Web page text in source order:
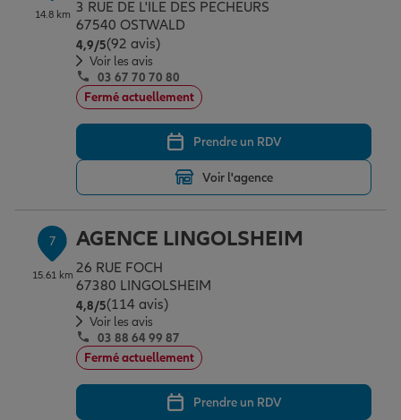
14.8 km 3 RUE DE L'ILE DES PECHEURS
67540 OSTWALD
4,9/5Note de 4.9 sur 5
(92 avis)
Voir les avis
03 67 70 70 80
Fermé actuellement
Prendre un RDV
Voir l'agence
7
15.61 km
AGENCE LINGOLSHEIM
26 RUE FOCH
67380 LINGOLSHEIM
4,8/5Note de 4.8 sur 5
(114 avis)
Voir les avis
03 88 64 99 87
Fermé actuellement
Prendre un RDV